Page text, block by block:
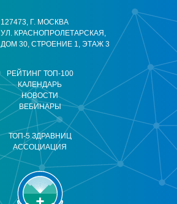
РЕЙТИНГ ТОП-100
КАЛЕНДАРЬ
НОВОСТИ
ВЕБИНАРЫ
ТОП-5 ЗДРАВНИЦ
АССОЦИАЦИЯ
127473, Г. МОСКВА
УЛ. КРАСНОПРОЛЕТАРСКАЯ,
ДОМ 30, СТРОЕНИЕ 1, ЭТАЖ 3